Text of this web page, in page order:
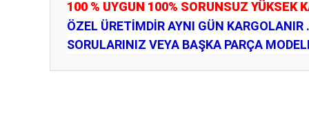
100 % UYGUN 100% SORUNSUZ YÜKSEK
ÖZEL ÜRETİMDİR AYNI GÜN KARGOLANIR .
SORULARINIZ VEYA BAŞKA PARÇA